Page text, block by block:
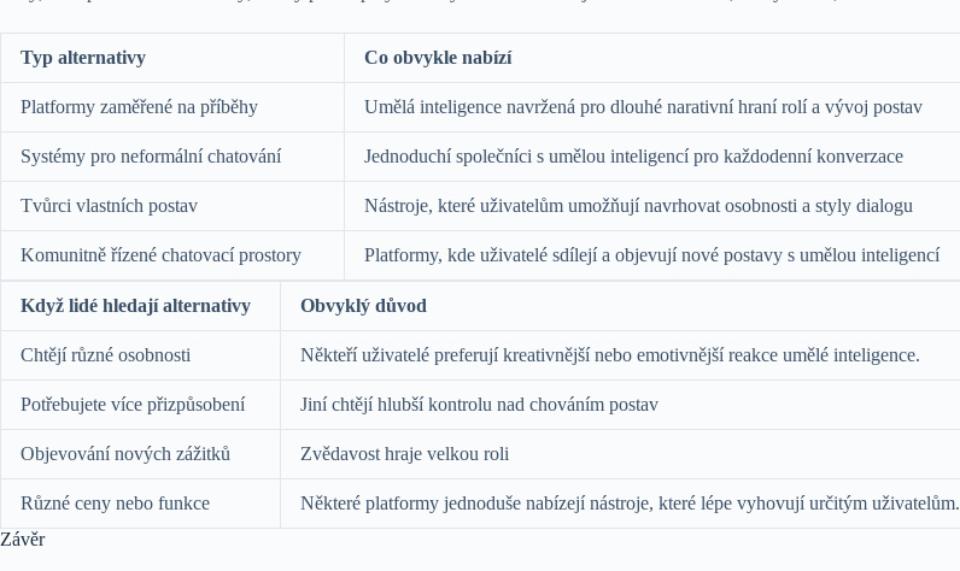
Typ alternativy Co obvykle nabízí
Platformy zaměřené na příběhy Umělá inteligence navržená pro dlouhé narativní hraní rolí a vývoj postav
Systémy pro neformální chatování Jednoduchí společníci s umělou inteligencí pro každodenní konverzace
Tvůrci vlastních postav Nástroje, které uživatelům umožňují navrhovat osobnosti a styly dialogu
Komunitně řízené chatovací prostory Platformy, kde uživatelé sdílejí a objevují nové postavy s umělou inteligencí
Když lidé hledají alternativy Obvyklý důvod
Chtějí různé osobnosti Někteří uživatelé preferují kreativnější nebo emotivnější reakce umělé inteligence.
Potřebujete více přizpůsobení Jiní chtějí hlubší kontrolu nad chováním postav
Objevování nových zážitků Zvědavost hraje velkou roli
Různé ceny nebo funkce
Některé platformy jednoduše nabízejí nástroje, které lépe vyhovují určitým uživatelům.
Závěr